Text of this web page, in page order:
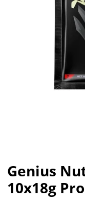
Genius
10x18g